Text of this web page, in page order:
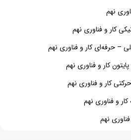
نهم
کار و فناوری نهم
– حرفه‌ای کار و فناوری نهم
کار و فناوری نهم
کار و فناوری نهم
و فناوری نهم
نهم